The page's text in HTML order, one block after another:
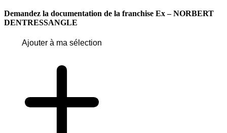
Demandez la documentation de la franchise Ex – NORBERT
DENTRESSANGLE
Ajouter à ma sélection